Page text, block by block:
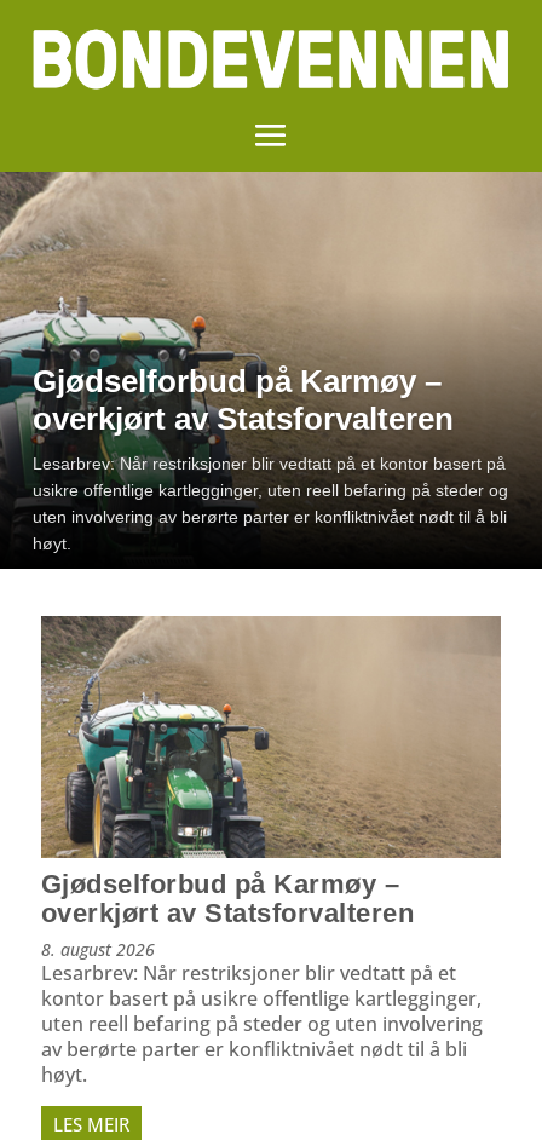
Gjødselforbud på Karmøy –
overkjørt av Statsforvalteren
Lesarbrev: Når restriksjoner blir vedtatt på et kontor basert på
usikre offentlige kartlegginger, uten reell befaring på steder og
uten involvering av berørte parter er konfliktnivået nødt til å bli
høyt.
Egglederbetennelse
Egglederbetennelse er en vanlig dødsårsak hos verpehøner,
spesielt i oppverpings­perioden og hos eldre høner. Den
vanligste årsaken er bakterien Escherichia coli (E. coli).
Gjødselforbud på Karmøy –
overkjørt av Statsforvalteren
8. august 2026
Lesarbrev: Når restriksjoner blir vedtatt på et
kontor basert på usikre offentlige kartlegginger,
uten reell befaring på steder og uten involvering
av berørte parter er konfliktnivået nødt til å bli
høyt.
LES MEIR